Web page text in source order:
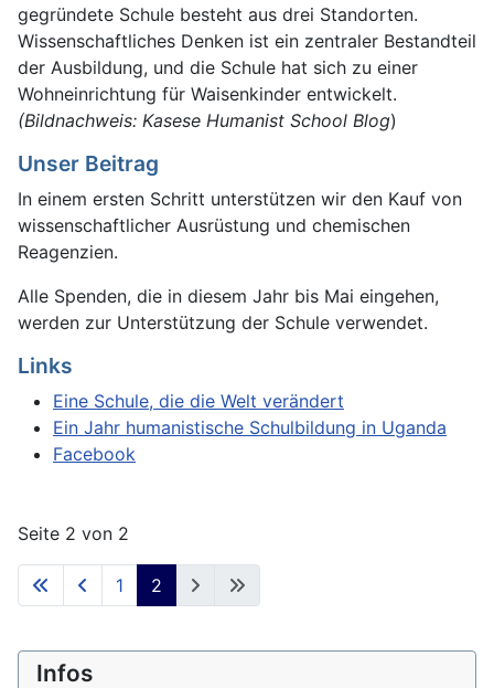
gegründete Schule besteht aus drei Standorten.
Wissenschaftliches Denken ist ein zentraler Bestandteil
der Ausbildung, und die Schule hat sich zu einer
Wohneinrichtung für Waisenkinder entwickelt.
(Bildnachweis: Kasese Humanist School Blog)
Unser Beitrag
In einem ersten Schritt unterstützen wir den Kauf von
wissenschaftlicher Ausrüstung und chemischen
Reagenzien.
Alle Spenden, die in diesem Jahr bis Mai eingehen,
werden zur Unterstützung der Schule verwendet.
Links
Eine Schule, die die Welt verändert
Ein Jahr humanistische Schulbildung in Uganda
Facebook
Seite 2 von 2
1 2
Infos